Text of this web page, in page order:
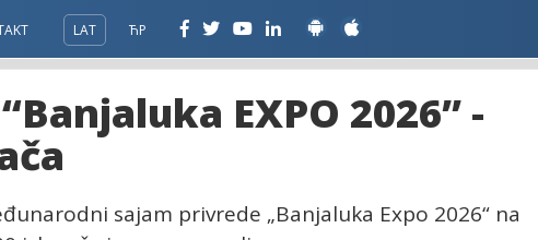
LAT ЋР
EXPO 2026” -
sajam privrede „Banjaluka Expo 2026“ na